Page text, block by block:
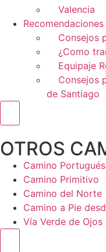
Valencia
Consejos
¿Como
Equipaje
Consejos
de Santiago
OTROS
Camino Portugués
Camino Primitivo
Camino del Norte
Camino a Pie
Vía Verde de Ojos